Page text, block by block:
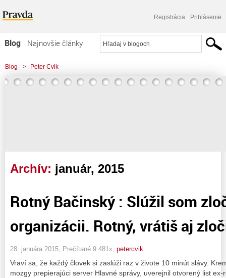
Registrácia Prihlásenie
Blog
Najnovšie články
Najčítanejšie články
Najkomentovanejšie články
Blog > Peter Cvik
Archív: január, 2015
Rotný Bačinský : Slúžil som
organizácii. Rotný, vrátiš aj
28. januára 2015, Prečítané 9 481x, petercvik
Vraví sa, že každý človek si zaslúži raz v živote 10 minút slávy.
mozgy prepierajúci server Hlavné správy, uverejnil otvorený list